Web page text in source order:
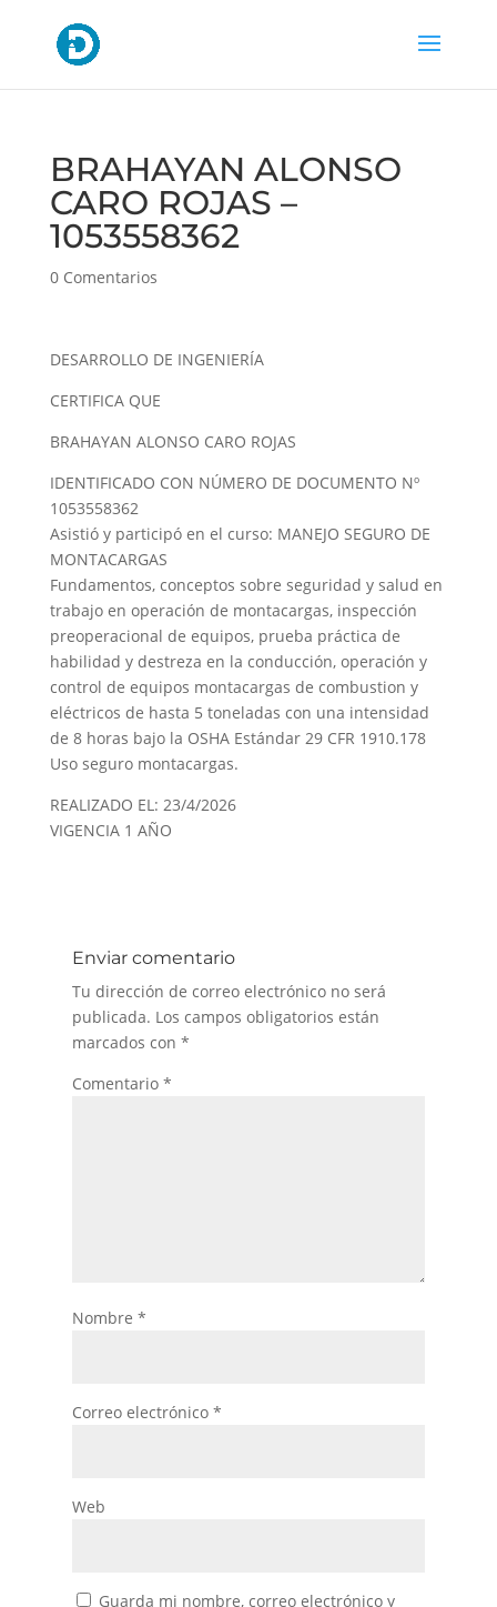
BRAHAYAN ALONSO
CARO ROJAS –
1053558362
0 Comentarios
DESARROLLO DE INGENIERÍA
CERTIFICA QUE
BRAHAYAN ALONSO CARO ROJAS
IDENTIFICADO CON NÚMERO DE DOCUMENTO Nº
1053558362
Asistió y participó en el curso: MANEJO SEGURO DE
MONTACARGAS
Fundamentos, conceptos sobre seguridad y salud en
trabajo en operación de montacargas, inspección
preoperacional de equipos, prueba práctica de
habilidad y destreza en la conducción, operación y
control de equipos montacargas de combustion y
eléctricos de hasta 5 toneladas con una intensidad
de 8 horas bajo la OSHA Estándar 29 CFR 1910.178
Uso seguro montacargas.
REALIZADO EL: 23/4/2026
VIGENCIA 1 AÑO
Enviar comentario
Tu dirección de correo electrónico no será
publicada. Los campos obligatorios están
marcados con *
Comentario *
Nombre *
Correo electrónico *
Web
Guarda mi nombre, correo electrónico y